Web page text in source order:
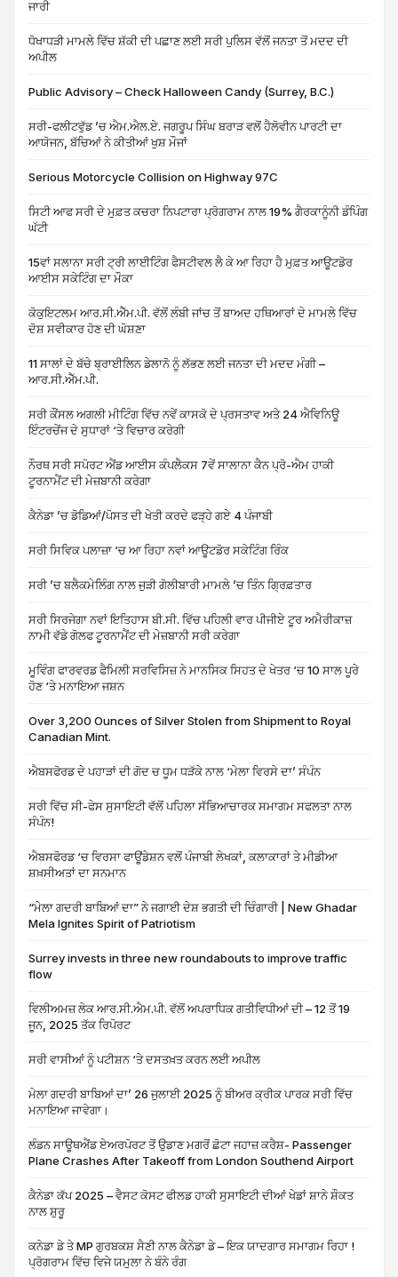
ਜਾਰੀ
ਧੋਖਾਧੜੀ ਮਾਮਲੇ ਵਿੱਚ ਸ਼ੱਕੀ ਦੀ ਪਛਾਣ ਲਈ ਸਰੀ ਪੁਲਿਸ ਵੱਲੋਂ ਜਨਤਾ ਤੋਂ ਮਦਦ ਦੀ
ਅਪੀਲ
Public Advisory – Check Halloween Candy (Surrey, B.C.)
ਸਰੀ-ਫਲੀਟਵੁੱਡ ’ਚ ਐਮ.ਐਲ.ਏ. ਜਗਰੂਪ ਸਿੰਘ ਬਰਾੜ ਵਲੋਂ ਹੈਲੋਵੀਨ ਪਾਰਟੀ ਦਾ
ਆਯੋਜਨ, ਬੱਚਿਆਂ ਨੇ ਕੀਤੀਆਂ ਖੁਸ਼ ਮੌਜਾਂ
Serious Motorcycle Collision on Highway 97C
ਸਿਟੀ ਆਫ ਸਰੀ ਦੇ ਮੁਫ਼ਤ ਕਚਰਾ ਨਿਪਟਾਰਾ ਪ੍ਰੋਗਰਾਮ ਨਾਲ 19% ਗੈਰਕਾਨੂੰਨੀ ਡੰਪਿੰਗ
ਘੱਟੀ
15ਵਾਂ ਸਲਾਨਾ ਸਰੀ ਟ੍ਰੀ ਲਾਈਟਿੰਗ ਫੈਸਟੀਵਲ ਲੈ ਕੇ ਆ ਰਿਹਾ ਹੈ ਮੁਫ਼ਤ ਆਊਟਡੋਰ
ਆਈਸ ਸਕੇਟਿੰਗ ਦਾ ਮੌਕਾ
ਕੋਕੁਇਟਲਮ ਆਰ.ਸੀ.ਐੱਮ.ਪੀ. ਵੱਲੋਂ ਲੰਬੀ ਜਾਂਚ ਤੋਂ ਬਾਅਦ ਹਥਿਆਰਾਂ ਦੇ ਮਾਮਲੇ ਵਿੱਚ
ਦੋਸ਼ ਸਵੀਕਾਰ ਹੋਣ ਦੀ ਘੋਸ਼ਣਾ
11 ਸਾਲਾਂ ਦੇ ਬੱਚੇ ਬ੍ਰਾਈਲਿਨ ਡੇਲਾਨੋ ਨੂੰ ਲੱਭਣ ਲਈ ਜਨਤਾ ਦੀ ਮਦਦ ਮੰਗੀ –
ਆਰ.ਸੀ.ਐੱਮ.ਪੀ.
ਸਰੀ ਕੌਂਸਲ ਅਗਲੀ ਮੀਟਿੰਗ ਵਿੱਚ ਨਵੇਂ ਕਾਸਕੋ ਦੇ ਪ੍ਰਸਤਾਵ ਅਤੇ 24 ਐਵਿਨਿਊ
ਇੰਟਰਚੇਂਜ ਦੇ ਸੁਧਾਰਾਂ ‘ਤੇ ਵਿਚਾਰ ਕਰੇਗੀ
ਨੌਰਥ ਸਰੀ ਸਪੋਰਟ ਐਂਡ ਆਈਸ ਕੰਪਲੈਕਸ 7ਵੇਂ ਸਾਲਾਨਾ ਕੈਨ ਪ੍ਰੋ-ਐਮ ਹਾਕੀ
ਟੂਰਨਾਮੈਂਟ ਦੀ ਮੇਜ਼ਬਾਨੀ ਕਰੇਗਾ
ਕੈਨੇਡਾ ’ਚ ਡੋਡਿਆਂ/ਪੋਸਤ ਦੀ ਖੇਤੀ ਕਰਦੇ ਫੜ੍ਹੇ ਗਏ 4 ਪੰਜਾਬੀ
ਸਰੀ ਸਿਵਿਕ ਪਲਾਜ਼ਾ ‘ਚ ਆ ਰਿਹਾ ਨਵਾਂ ਆਊਟਡੋਰ ਸਕੇਟਿੰਗ ਰਿੰਕ
ਸਰੀ ’ਚ ਬਲੈਕਮੇਲਿੰਗ ਨਾਲ ਜੁੜੀ ਗੋਲੀਬਾਰੀ ਮਾਮਲੇ ’ਚ ਤਿੰਨ ਗ੍ਰਿਫ਼ਤਾਰ
ਸਰੀ ਸਿਰਜੇਗਾ ਨਵਾਂ ਇਤਿਹਾਸ ਬੀ.ਸੀ. ਵਿੱਚ ਪਹਿਲੀ ਵਾਰ ਪੀਜੀਏ ਟੂਰ ਅਮੈਰੀਕਾਜ਼
ਨਾਮੀ ਵੱਡੇ ਗੋਲਫ ਟੂਰਨਾਮੈਂਟ ਦੀ ਮੇਜ਼ਬਾਨੀ ਸਰੀ ਕਰੇਗਾ
ਮੂਵਿੰਗ ਫਾਰਵਰਡ ਫੈਮਿਲੀ ਸਰਵਿਸਿਜ਼ ਨੇ ਮਾਨਸਿਕ ਸਿਹਤ ਦੇ ਖੇਤਰ ‘ਚ 10 ਸਾਲ ਪੂਰੇ
ਹੋਣ ‘ਤੇ ਮਨਾਇਆ ਜਸ਼ਨ
Over 3,200 Ounces of Silver Stolen from Shipment to Royal
Canadian Mint.
ਐਬਸਫੋਰਡ ਦੇ ਪਹਾੜਾਂ ਦੀ ਗੋਦ ਚ ਧੂਮ ਧੜੱਕੇ ਨਾਲ ‘ਮੇਲਾ ਵਿਰਸੇ ਦਾ’ ਸੰਪੰਨ
ਸਰੀ ਵਿੱਚ ਸੀ-ਫੇਸ ਸੁਸਾਇਟੀ ਵੱਲੋਂ ਪਹਿਲਾ ਸੱਭਿਆਚਾਰਕ ਸਮਾਗਮ ਸਫਲਤਾ ਨਾਲ
ਸੰਪੰਨ!
ਐਬਸਫੋਰਡ ‘ਚ ਵਿਰਸਾ ਫਾਊਂਡੇਸ਼ਨ ਵਲੋਂ ਪੰਜਾਬੀ ਲੇਖਕਾਂ, ਕਲਾਕਾਰਾਂ ਤੇ ਮੀਡੀਆ
ਸ਼ਖ਼ਸੀਅਤਾਂ ਦਾ ਸਨਮਾਨ
“ਮੇਲਾ ਗਦਰੀ ਬਾਬਿਆਂ ਦਾ” ਨੇ ਜਗਾਈ ਦੇਸ਼ ਭਗਤੀ ਦੀ ਚਿੰਗਾਰੀ | New Ghadar
Mela Ignites Spirit of Patriotism
Surrey invests in three new roundabouts to improve traffic
flow
ਵਿਲੀਅਮਜ਼ ਲੇਕ ਆਰ.ਸੀ.ਐਮ.ਪੀ. ਵੱਲੋਂ ਅਪਰਾਧਿਕ ਗਤੀਵਿਧੀਆਂ ਦੀ – 12 ਤੋਂ 19
ਜੂਨ, 2025 ਤੱਕ ਰਿਪੋਰਟ
ਸਰੀ ਵਾਸੀਆਂ ਨੂੰ ਪਟੀਸ਼ਨ ‘ਤੇ ਦਸਤਖ਼ਤ ਕਰਨ ਲਈ ਅਪੀਲ
ਮੇਲਾ ਗਦਰੀ ਬਾਬਿਆਂ ਦਾ’ 26 ਜੁਲਾਈ 2025 ਨੂੰ ਬੀਅਰ ਕ੍ਰੀਕ ਪਾਰਕ ਸਰੀ ਵਿੱਚ
ਮਨਾਇਆ ਜਾਵੇਗਾ।
ਲੰਡਨ ਸਾਊਥਐਂਡ ਏਅਰਪੋਰਟ ਤੋਂ ਉਡਾਣ ਮਗਰੋਂ ਛੋਟਾ ਜਹਾਜ਼ ਕਰੈਸ਼- Passenger
Plane Crashes After Takeoff from London Southend Airport
ਕੈਨੇਡਾ ਕੱਪ 2025 – ਵੈਸਟ ਕੋਸਟ ਫੀਲਡ ਹਾਕੀ ਸੁਸਾਇਟੀ ਦੀਆਂ ਖੇਡਾਂ ਸ਼ਾਨੇ ਸ਼ੌਕਤ
ਨਾਲ ਸ਼ੁਰੂ
ਕਨੇਡਾ ਡੇ ਤੇ MP ਗੁਰਬਕਸ਼ ਸੈਣੀ ਨਾਲ ਕੈਨੇਡਾ ਡੇ – ਇਕ ਯਾਦਗਾਰ ਸਮਾਗਮ ਰਿਹਾ !
ਪ੍ਰੋਗਰਾਮ ਵਿੱਚ ਵਿਜੇ ਯਮੁਲਾ ਨੇ ਬੰਨੇ ਰੰਗ